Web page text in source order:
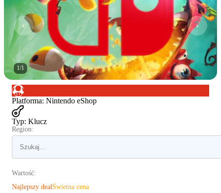
1/1
Platforma: Nintendo eShop
Typ: Klucz
Region:
Wartość:
Najlepszy deal Świetna cena